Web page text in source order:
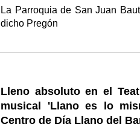
La Parroquia de San Juan
dicho Pregón
Lleno absoluto en el
musical 'Llano es lo
Centro de Día Llano del